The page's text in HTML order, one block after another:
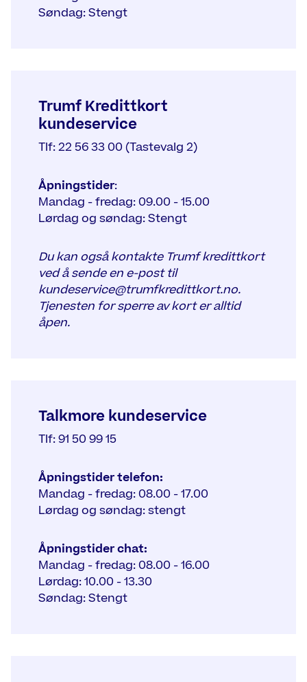
Søndag: Stengt
Trumf Kredittkort
kundeservice
Tlf: 22 56 33 00 (Tastevalg 2)
Åpningstider:
Mandag - fredag: 09.00 - 15.00
Lørdag og søndag: Stengt
Du kan også kontakte Trumf kredittkort
ved å sende en e-post til
kundeservice@trumfkredittkort.no.
Tjenesten for sperre av kort er alltid
åpen.
Talkmore kundeservice
Tlf: 91 50 99 15
Åpningstider telefon:
Mandag - fredag: 08.00 - 17.00
Lørdag og søndag: stengt
Åpningstider chat:
Mandag - fredag: 08.00 - 16.00
Lørdag: 10.00 - 13.30
Søndag: Stengt